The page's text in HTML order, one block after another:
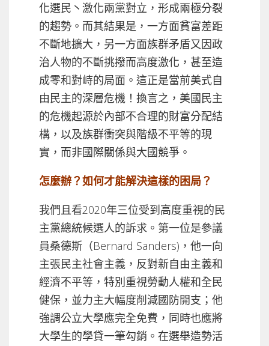
化選民丶激化兩黨對立，形成兩極分裂
的趨勢。而其結果是，一方面貧富差距
不斷地擴大，另一方面族群矛盾又因政
治人物的不斷挑撥而高度激化，甚至造
成零和對峙的局面。這正是當前美式自
由民主的深層危機！換言之，美國民主
的危機起源於內部不合理的財富分配結
構，以及族群衝突與階級不平等的現
實，而非國際關係與大國競爭。
怎麼辦？如何才能解決這樣的困局？
我們且看2020年三位受到高度重視的民
主黨總統候選人的訴求。第一位是參議
員桑德斯（Bernard Sanders)，他一向
主張民主社會主義，反對新自由主義和
經濟不平等，特別重視勞動人權和全民
健保，並力主大幅度削減國防開支；他
強調公立大學應完全免費，同時也應將
大學生的學貸一筆勾銷。在選舉造勢活